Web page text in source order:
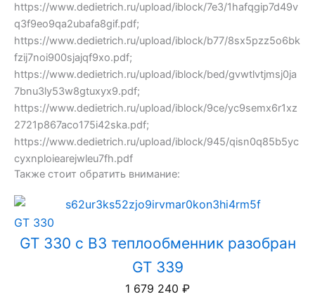
https://www.dedietrich.ru/upload/iblock/7e3/1hafqgip7d49v
q3f9eo9qa2ubafa8gif.pdf;
https://www.dedietrich.ru/upload/iblock/b77/8sx5pzz5o6bk
fzij7noi900sjajqf9xo.pdf;
https://www.dedietrich.ru/upload/iblock/bed/gvwtlvtjmsj0ja
7bnu3ly53w8gtuxyx9.pdf;
https://www.dedietrich.ru/upload/iblock/9ce/yc9semx6r1xz
2721p867aco175i42ska.pdf;
https://www.dedietrich.ru/upload/iblock/945/qisn0q85b5yc
cyxnploiearejwleu7fh.pdf
Также стоит обратить внимание:
GT 330
GT 330 с B3 теплообменник разобран
GT 339
1 679 240 ₽